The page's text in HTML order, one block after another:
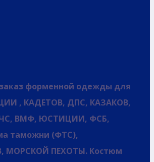
форменной одежды для
, КАДЕТОВ, ДПС, КАЗАКОВ,
ВМФ, ЮСТИЦИИ, ФСБ,
таможни (ФТС),
МОРСКОЙ ПЕХОТЫ. Костюм